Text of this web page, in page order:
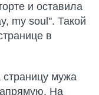
и оставила
my soul". Такой
в
мужа
На